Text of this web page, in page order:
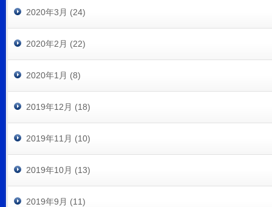
2020年3月 (24)
2020年2月 (22)
2020年1月 (8)
2019年12月 (18)
2019年11月 (10)
2019年10月 (13)
2019年9月 (11)